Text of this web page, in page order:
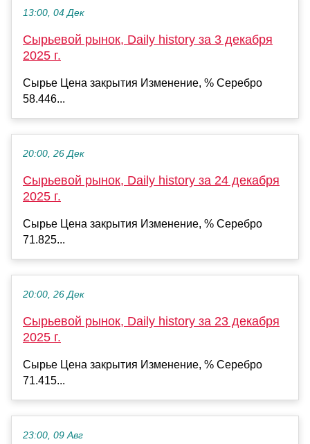
13:00, 04 Дек
Сырьевой рынок, Daily history за 3 декабря
2025 г.
Сырье Цена закрытия Изменение, % Серебро
58.446...
20:00, 26 Дек
Сырьевой рынок, Daily history за 24 декабря
2025 г.
Сырье Цена закрытия Изменение, % Серебро
71.825...
20:00, 26 Дек
Сырьевой рынок, Daily history за 23 декабря
2025 г.
Сырье Цена закрытия Изменение, % Серебро
71.415...
23:00, 09 Авг